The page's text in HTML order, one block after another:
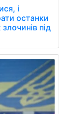
і
останки
під